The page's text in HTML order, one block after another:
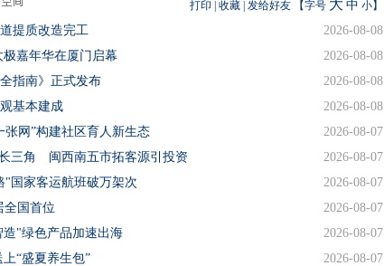
打印 收藏 发给好友 【字号 大 中 小】
2026-08-08
提质改造完工
2026-08-08
嘉年华在厦门启幕
2026-08-08
指南》正式发布
2026-08-08
基本建成
2026-08-07
网”构建社区育人新生态
2026-08-07
三角 闽西南五市拓客源引投资
2026-08-07
"国家客运航班破万架次
2026-08-07
全国首位
2026-08-07
"绿色产品加速出海
2026-08-07
“盛夏养生包”